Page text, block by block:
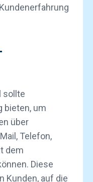
sollte
bieten, um
über
Telefon,
dem
Diese
Kunden, auf die